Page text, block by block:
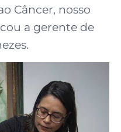
Câncer, nosso
a gerente de